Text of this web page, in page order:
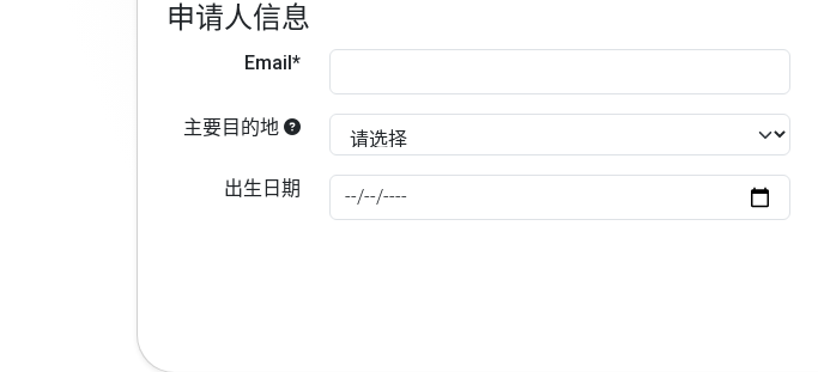
申请人信息
Email*
主要目的地
出生日期